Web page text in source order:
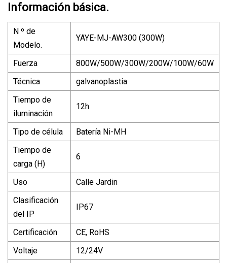
Información básica.
N º de
Modelo.
YAYE-MJ-AW300 (300W)
Fuerza
800W/500W/300W/200W/100W/60W
Técnica
galvanoplastia
Tiempo de
iluminación
12h
Tipo de célula
Batería Ni-MH
Tiempo de
carga (H)
6
Uso
Calle Jardin
Clasificación
del IP
IP67
Certificación
CE, RoHS
Voltaje
12/24V